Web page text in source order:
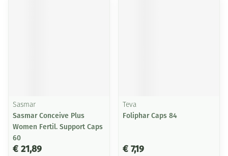
Sasmar
Sasmar Conceive Plus
Women Fertil. Support Caps
60
€ 21,89
Teva
Foliphar Caps 84
€ 7,19